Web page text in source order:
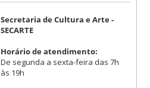
Secretaria de Cultura e Arte -
SECARTE
Horário de atendimento:
De segunda a sexta-feira das 7h
às 19h